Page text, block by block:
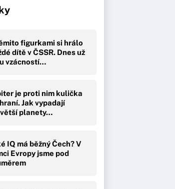
figurkami si hrálo
dítě v ČSSR. Dnes už
vzácností…
je proti nim kulička
Jak vypadají
planety…
IQ má běžný Čech? V
Evropy jsme pod